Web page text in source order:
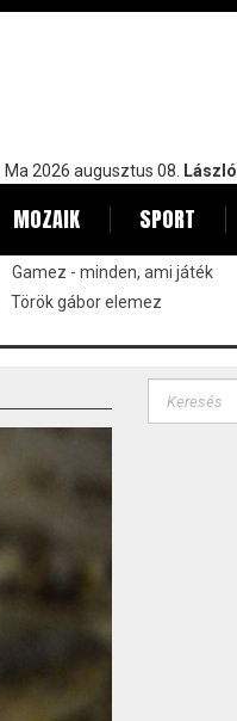
Ma 2026 augusztus 08. László
MOZAIK SPORT
Gamez - minden, ami játék
Török gábor elemez